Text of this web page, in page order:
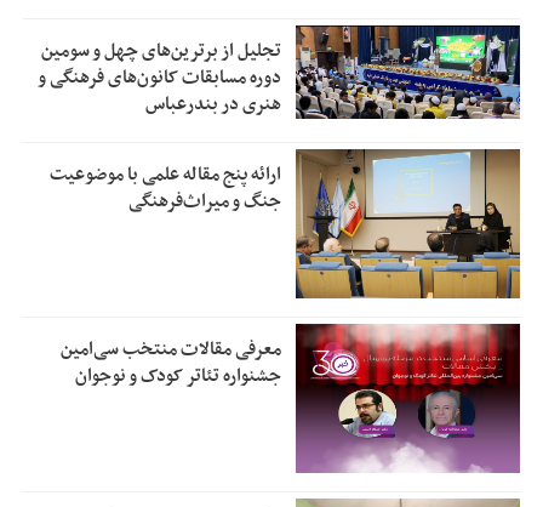
تجلیل از بر‌ترین‌های چهل و سومین
دوره مسابقات کانون‌های فرهنگی و
هنری در بندرعباس
ارائه پنج مقاله علمی با موضوعیت
جنگ و میراث‌فرهنگی
معرفی مقالات منتخب سی‌امین
جشنواره تئاتر کودک و نوجوان